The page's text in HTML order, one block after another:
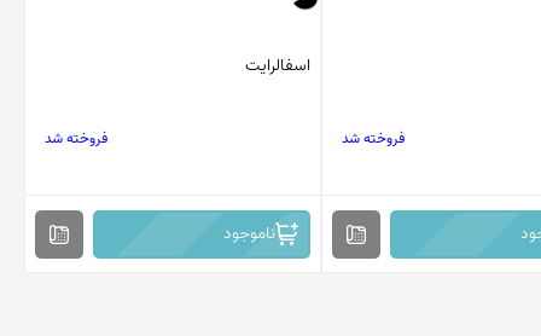
فروخته شد
اسفالرایت
فروخته شد
ناموجود